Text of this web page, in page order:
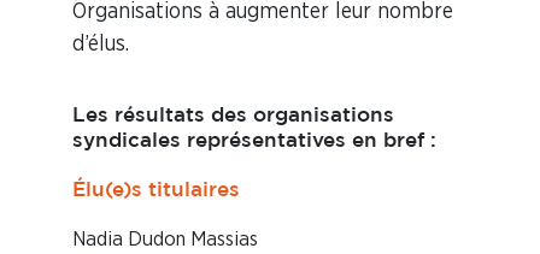
Organisations à augmenter leur nombre
d’élus.
Les résultats des organisations
syndicales représentatives en bref :
Élu(e)s titulaires
Nadia Dudon Massias